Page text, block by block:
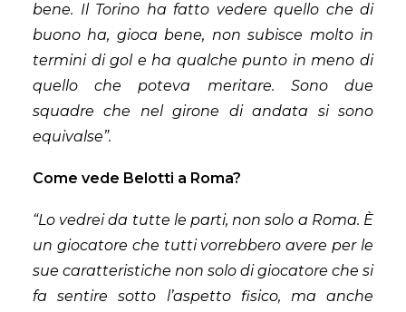
bene. Il Torino ha fatto vedere quello che di
buono ha, gioca bene, non subisce molto in
termini di gol e ha qualche punto in meno di
quello che poteva meritare. Sono due
squadre che nel girone di andata si sono
equivalse”.
Come vede Belotti a Roma?
“Lo vedrei da tutte le parti, non solo a Roma. È
un giocatore che tutti vorrebbero avere per le
sue caratteristiche non solo di giocatore che si
fa sentire sotto l’aspetto fisico, ma anche